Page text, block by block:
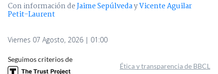
Con información deJaime SepúlvedayVicente Aguilar
Petit-Laurent
Viernes 07 Agosto, 2026 | 01:00
Seguimos criterios de
Ética y transparencia de BBCL